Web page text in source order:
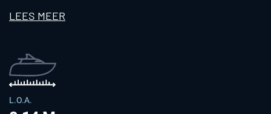
LEES MEER
L.O.A.